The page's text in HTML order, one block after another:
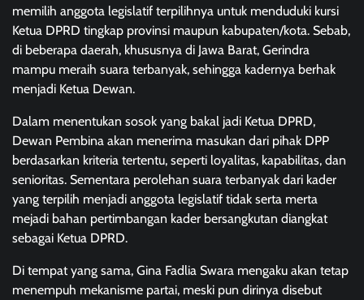
memilih anggota legislatif terpilihnya untuk menduduki kursi
Ketua DPRD tingkap provinsi maupun kabupaten/kota. Sebab,
di beberapa daerah, khususnya di Jawa Barat, Gerindra
mampu meraih suara terbanyak, sehingga kadernya berhak
menjadi Ketua Dewan.
Dalam menentukan sosok yang bakal jadi Ketua DPRD,
Dewan Pembina akan menerima masukan dari pihak DPP
berdasarkan kriteria tertentu, seperti loyalitas, kapabilitas, dan
senioritas. Sementara perolehan suara terbanyak dari kader
yang terpilih menjadi anggota legislatif tidak serta merta
mejadi bahan pertimbangan kader bersangkutan diangkat
sebagai Ketua DPRD.
Di tempat yang sama, Gina Fadlia Swara mengaku akan tetap
menempuh mekanisme partai, meski pun dirinya disebut